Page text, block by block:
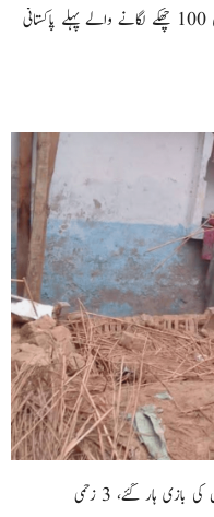
صاحبزادہ فرحان ایک سال میں ٹی ٹوئنٹی کرکٹ میں 100 چھکے لگانے والے پہلے پاکستانی